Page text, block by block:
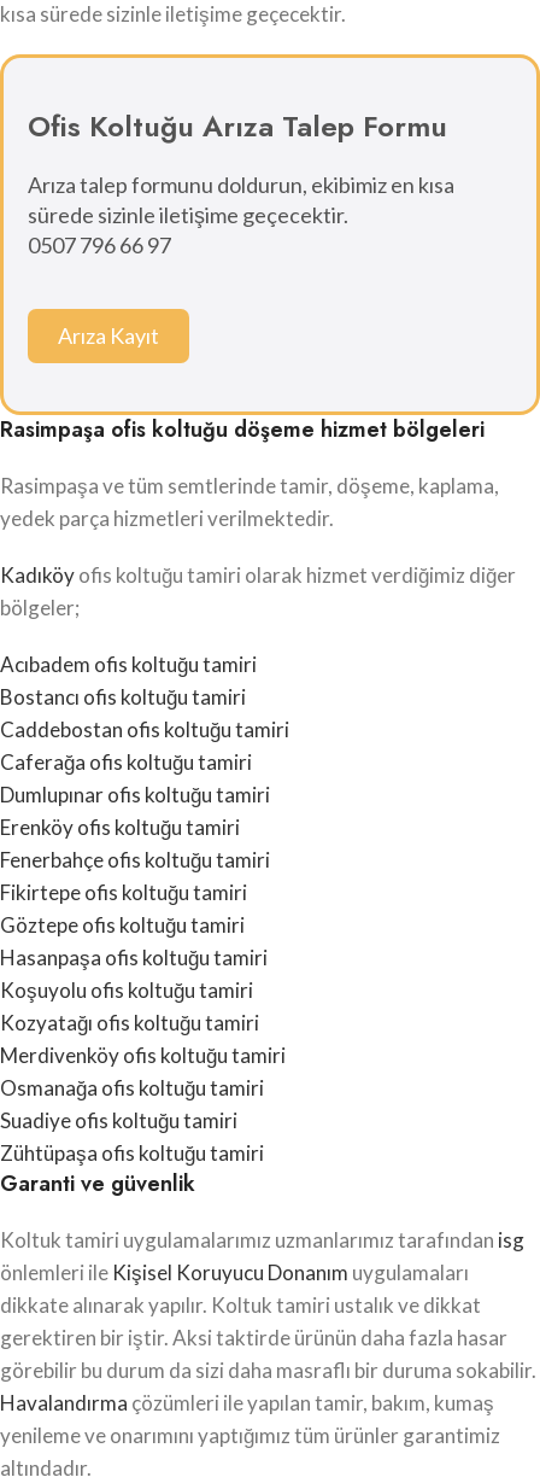
kısa sürede sizinle iletişime geçecektir.
Ofis Koltuğu Arıza Talep Formu
Arıza talep formunu doldurun, ekibimiz en kısa
sürede sizinle iletişime geçecektir.
0507 796 66 97
Arıza Kayıt
Rasimpaşa ofis koltuğu döşeme hizmet bölgeleri
Rasimpaşa ve tüm semtlerinde tamir, döşeme, kaplama,
yedek parça hizmetleri verilmektedir.
Kadıköyofis koltuğu tamiri olarak hizmet verdiğimiz diğer
bölgeler;
Acıbadem ofis koltuğu tamiri
Bostancı ofis koltuğu tamiri
Caddebostan ofis koltuğu tamiri
Caferağa ofis koltuğu tamiri
Dumlupınar ofis koltuğu tamiri
Erenköy ofis koltuğu tamiri
Fenerbahçe ofis koltuğu tamiri
Fikirtepe ofis koltuğu tamiri
Göztepe ofis koltuğu tamiri
Hasanpaşa ofis koltuğu tamiri
Koşuyolu ofis koltuğu tamiri
Kozyatağı ofis koltuğu tamiri
Merdivenköy ofis koltuğu tamiri
Osmanağa ofis koltuğu tamiri
Suadiye ofis koltuğu tamiri
Zühtüpaşa ofis koltuğu tamiri
Garanti ve güvenlik
Koltuk tamiri uygulamalarımız uzmanlarımız tarafından isg
önlemleri ile Kişisel Koruyucu Donanım uygulamaları
dikkate alınarak yapılır. Koltuk tamiri ustalık ve dikkat
gerektiren bir iştir. Aksi taktirde ürünün daha fazla hasar
görebilir bu durum da sizi daha masraflı bir duruma sokabilir.
Havalandırma çözümleri ile yapılan tamir, bakım, kumaş
yenileme ve onarımını yaptığımız tüm ürünler garantimiz
altındadır.